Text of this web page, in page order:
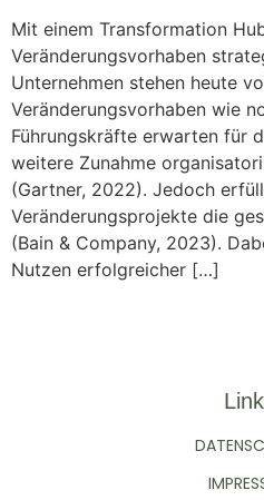
Mit einem Transformation
Veränderungsvorhaben
Unternehmen stehen heute
Veränderungsvorhaben wie
Führungskräfte erwarten für
weitere Zunahme
(Gartner, 2022). Jedoch
Veränderungsprojekte die
(Bain & Company, 2023).
Nutzen erfolgreicher […]